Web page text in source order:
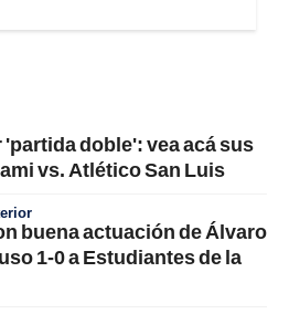
doble': vea acá sus
vs. Atlético San Luis
buena actuación de Álvaro
1-0 a Estudiantes de la